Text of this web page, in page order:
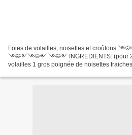
Foies de volailles, noisettes et
༺༻༺༻ ༺༻ INGREDIENTS: (pour 2
volailles 1 gros poignée de noisettes